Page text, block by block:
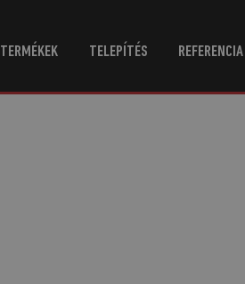
TERMÉKEK TELEPÍTÉS REFERENCIA